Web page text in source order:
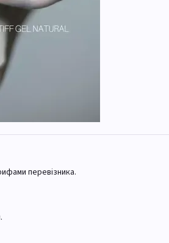
перевізника.